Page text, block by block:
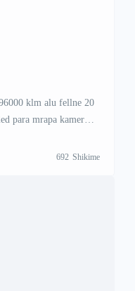
klm alu fellne 20
para mrapa kamer
692 Shikime